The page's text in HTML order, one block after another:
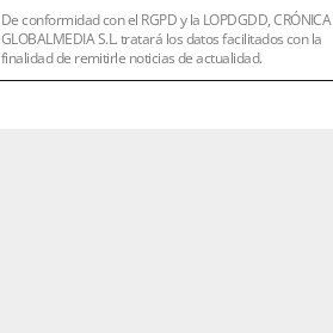
De conformidad con el RGPD y la LOPDGDD, CRÓNICA
GLOBALMEDIA S.L. tratará los datos facilitados con la
finalidad de remitirle noticias de actualidad.